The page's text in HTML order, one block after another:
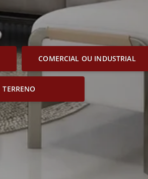
COMERCIAL OU INDUSTRIAL
TERRENO